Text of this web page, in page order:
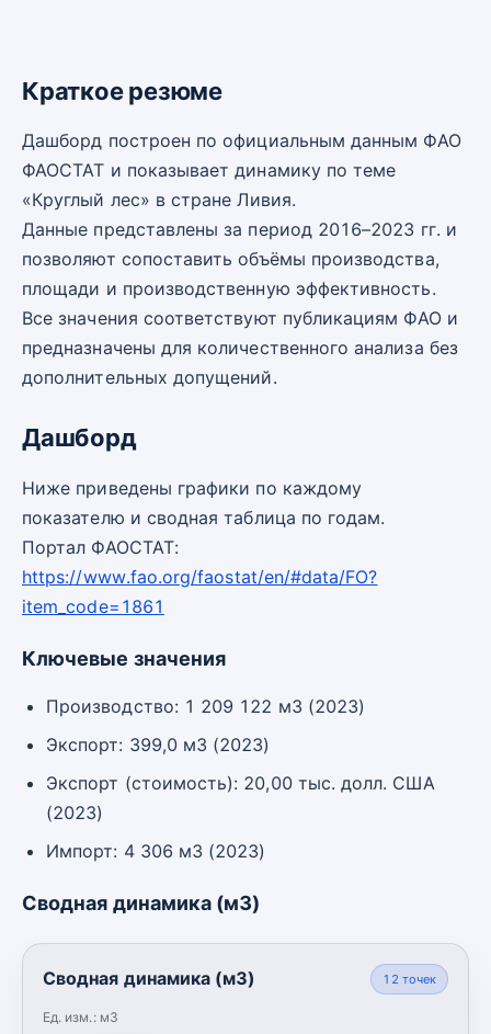
Краткое резюме
Дашборд построен по официальным данным ФАО
ФАОСТАТ и показывает динамику по теме
«Круглый лес» в стране Ливия.
Данные представлены за период 2016–2023 гг. и
позволяют сопоставить объёмы производства,
площади и производственную эффективность.
Все значения соответствуют публикациям ФАО и
предназначены для количественного анализа без
дополнительных допущений.
Дашборд
Ниже приведены графики по каждому
показателю и сводная таблица по годам.
Портал ФАОСТАТ:
https://www.fao.org/faostat/en/#data/FO?
item_code=1861
Ключевые значения
Производство: 1 209 122 м3 (2023)
Экспорт: 399,0 м3 (2023)
Экспорт (стоимость): 20,00 тыс. долл. США
(2023)
Импорт: 4 306 м3 (2023)
Сводная динамика (м3)
Сводная динамика (м3)
Ед. изм.: м3
12 точек